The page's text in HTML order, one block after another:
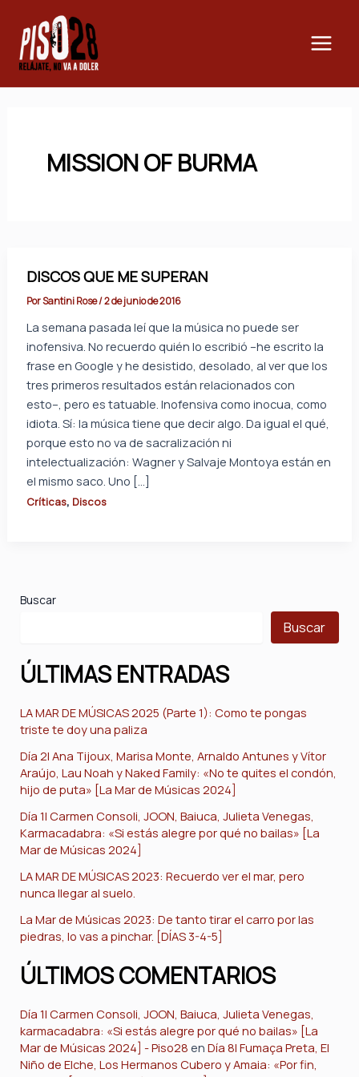
contenido
MISSION OF BURMA
DISCOS QUE ME SUPERAN
PorSantini Rose/2 de junio de 2016
La semana pasada leí que la música no puede ser
inofensiva. No recuerdo quién lo escribió –he escrito la
frase en Google y he desistido, desolado, al ver que los
tres primeros resultados están relacionados con
esto–, pero es tatuable. Inofensiva como inocua, como
idiota. Sí: la música tiene que decir algo. Da igual el qué,
porque esto no va de sacralización ni
intelectualización: Wagner y Salvaje Montoya están en
el mismo saco. Uno […]
Críticas, Discos
Buscar
Buscar
ÚLTIMAS ENTRADAS
LA MAR DE MÚSICAS 2025 (Parte 1): Como te pongas
triste te doy una paliza
Día 2| Ana Tijoux, Marisa Monte, Arnaldo Antunes y Vítor
Araújo, Lau Noah y Naked Family: «No te quites el condón,
hijo de puta» [La Mar de Músicas 2024]
Día 1| Carmen Consoli, JOON, Baiuca, Julieta Venegas,
Karmacadabra: «Si estás alegre por qué no bailas» [La
Mar de Músicas 2024]
LA MAR DE MÚSICAS 2023: Recuerdo ver el mar, pero
nunca llegar al suelo.
La Mar de Músicas 2023: De tanto tirar el carro por las
piedras, lo vas a pinchar. [DÍAS 3-4-5]
ÚLTIMOS COMENTARIOS
Día 1| Carmen Consoli, JOON, Baiuca, Julieta Venegas,
karmacadabra: «Si estás alegre por qué no bailas» [La
Mar de Músicas 2024] - Piso28 enDía 8| Fumaça Preta, El
Niño de Elche, Los Hermanos Cubero y Amaia: «Por fin,